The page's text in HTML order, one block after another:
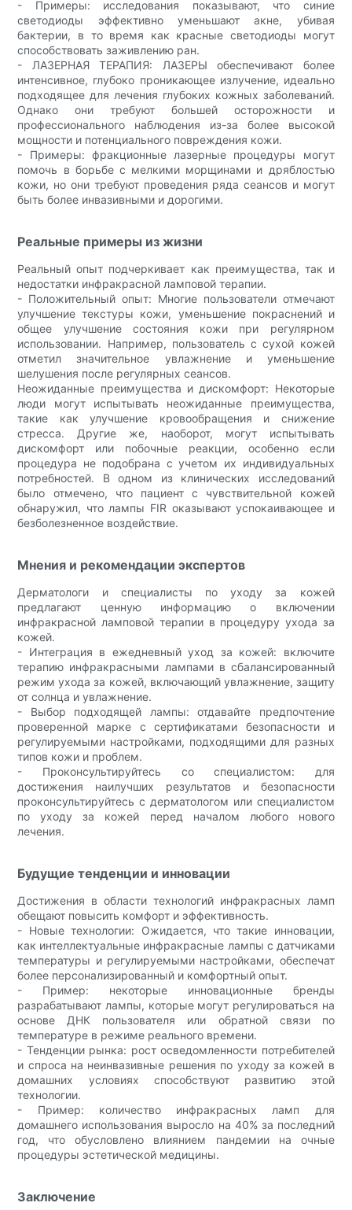
- Примеры: исследования показывают, что синие
светодиоды эффективно уменьшают акне, убивая
бактерии, в то время как красные светодиоды могут
способствовать заживлению ран.
- ЛАЗЕРНАЯ ТЕРАПИЯ: ЛАЗЕРЫ обеспечивают более
интенсивное, глубоко проникающее излучение, идеально
подходящее для лечения глубоких кожных заболеваний.
Однако они требуют большей осторожности и
профессионального наблюдения из-за более высокой
мощности и потенциального повреждения кожи.
- Примеры: фракционные лазерные процедуры могут
помочь в борьбе с мелкими морщинами и дряблостью
кожи, но они требуют проведения ряда сеансов и могут
быть более инвазивными и дорогими.
Реальные примеры из жизни
Реальный опыт подчеркивает как преимущества, так и
недостатки инфракрасной ламповой терапии.
- Положительный опыт: Многие пользователи отмечают
улучшение текстуры кожи, уменьшение покраснений и
общее улучшение состояния кожи при регулярном
использовании. Например, пользователь с сухой кожей
отметил значительное увлажнение и уменьшение
шелушения после регулярных сеансов.
Неожиданные преимущества и дискомфорт: Некоторые
люди могут испытывать неожиданные преимущества,
такие как улучшение кровообращения и снижение
стресса. Другие же, наоборот, могут испытывать
дискомфорт или побочные реакции, особенно если
процедура не подобрана с учетом их индивидуальных
потребностей. В одном из клинических исследований
было отмечено, что пациент с чувствительной кожей
обнаружил, что лампы FIR оказывают успокаивающее и
безболезненное воздействие.
Мнения и рекомендации экспертов
Дерматологи и специалисты по уходу за кожей
предлагают ценную информацию о включении
инфракрасной ламповой терапии в процедуру ухода за
кожей.
- Интеграция в ежедневный уход за кожей: включите
терапию инфракрасными лампами в сбалансированный
режим ухода за кожей, включающий увлажнение, защиту
от солнца и увлажнение.
- Выбор подходящей лампы: отдавайте предпочтение
проверенной марке с сертификатами безопасности и
регулируемыми настройками, подходящими для разных
типов кожи и проблем.
- Проконсультируйтесь со специалистом: для
достижения наилучших результатов и безопасности
проконсультируйтесь с дерматологом или специалистом
по уходу за кожей перед началом любого нового
лечения.
Будущие тенденции и инновации
Достижения в области технологий инфракрасных ламп
обещают повысить комфорт и эффективность.
- Новые технологии: Ожидается, что такие инновации,
как интеллектуальные инфракрасные лампы с датчиками
температуры и регулируемыми настройками, обеспечат
более персонализированный и комфортный опыт.
- Пример: некоторые инновационные бренды
разрабатывают лампы, которые могут регулироваться на
основе ДНК пользователя или обратной связи по
температуре в режиме реального времени.
- Тенденции рынка: рост осведомленности потребителей
и спроса на неинвазивные решения по уходу за кожей в
домашних условиях способствуют развитию этой
технологии.
- Пример: количество инфракрасных ламп для
домашнего использования выросло на 40% за последний
год, что обусловлено влиянием пандемии на очные
процедуры эстетической медицины.
Заключение